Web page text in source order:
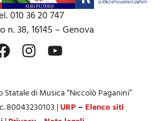
010 36 20 747
n. 38, 16145 – Genova
di Musica “Niccolò Paganini”
80043230103 |URP– Elenco siti